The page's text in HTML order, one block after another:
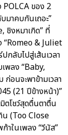
POLCA ของ 2
มาคบกันเถอะ”
ชิงหมาเกิด” ที่
“Romeo & Juliet
กลับไปสู่เส้นเวลา
พลง “Baby,
อนจะพาข้ามเวลา
(21 ปีข้างหน้า)”
ตโชว์สุดตื่นตาตื่น
น (Too Close
าในเพลง “วีนัส”